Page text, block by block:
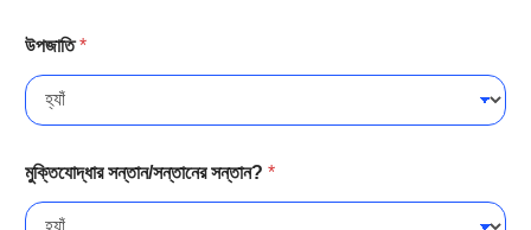
উপজাতি*
মুক্তিযোদ্ধার সন্তান/সন্তানের সন্তান? *